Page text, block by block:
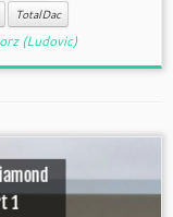
TotalDac
(Ludovic)
1